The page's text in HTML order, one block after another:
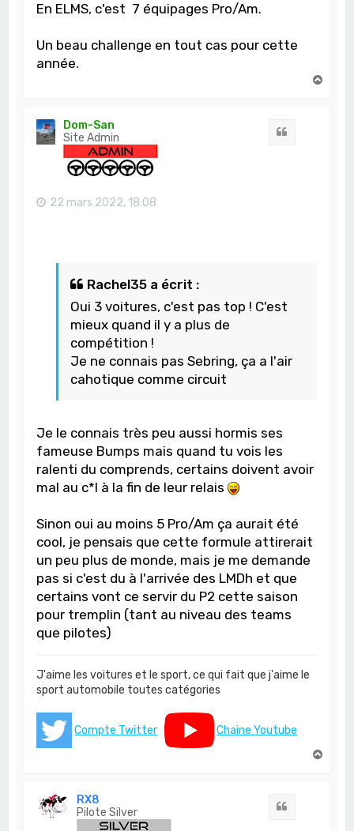
En ELMS, c'est 7 équipages Pro/Am.
Un beau challenge en tout cas pour cette
année.
Dom-San
Site Admin
22 mars 2022, 18:08
Rachel35 a écrit :
Oui 3 voitures, c'est pas top ! C'est
mieux quand il y a plus de
compétition !
Je ne connais pas Sebring, ça a l'air
cahotique comme circuit
Je le connais très peu aussi hormis ses
fameuse Bumps mais quand tu vois les
ralenti du comprends, certains doivent avoir
mal au c*l à la fin de leur relais
Sinon oui au moins 5 Pro/Am ça aurait été
cool, je pensais que cette formule attirerait
un peu plus de monde, mais je me demande
pas si c'est du à l'arrivée des LMDh et que
certains vont ce servir du P2 cette saison
pour tremplin (tant au niveau des teams
que pilotes)
J'aime les voitures et le sport, ce qui fait que j'aime le
sport automobile toutes catégories
Compte Twitter
Chaine Youtube
RX8
Pilote Silver